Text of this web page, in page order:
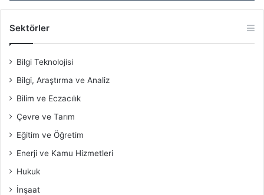
Sektörler
Bilgi Teknolojisi
Bilgi, Araştırma ve Analiz
Bilim ve Eczacılık
Çevre ve Tarım
Eğitim ve Öğretim
Enerji ve Kamu Hizmetleri
Hukuk
İnşaat